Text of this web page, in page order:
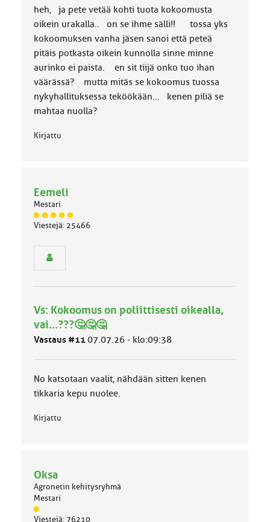
k
a
heh, ja pete vetää kohti tuota kokoomusta
oikein urakalla.. on se ihme sälli!! tossa yks
kokoomuksen vanha jäsen sanoi että peteä
pitäis potkasta oikein kunnolla sinne minne
aurinko ei paista. en sit tiijä onko tuo ihan
väärässä? mutta mitäs se kokoomus tuossa
nykyhallituksessa teköökään... kenen piliä se
mahtaa nuolla?
Kirjattu
Eemeli
Mestari
J
ä
m
ä
u
k
a
Viestejä: 25466
Vs: Kokoomus on poliittisesti oikealla,
vai...???🤔🤔🤔
Vastaus #1107.07.26 - klo:09:38
No katsotaan vaalit, nähdään sitten kenen
tikkaria kepu nuolee.
Kirjattu
Oksa
Agronetin kehitysryhmä
Mestari
J
Viestejä: 76210